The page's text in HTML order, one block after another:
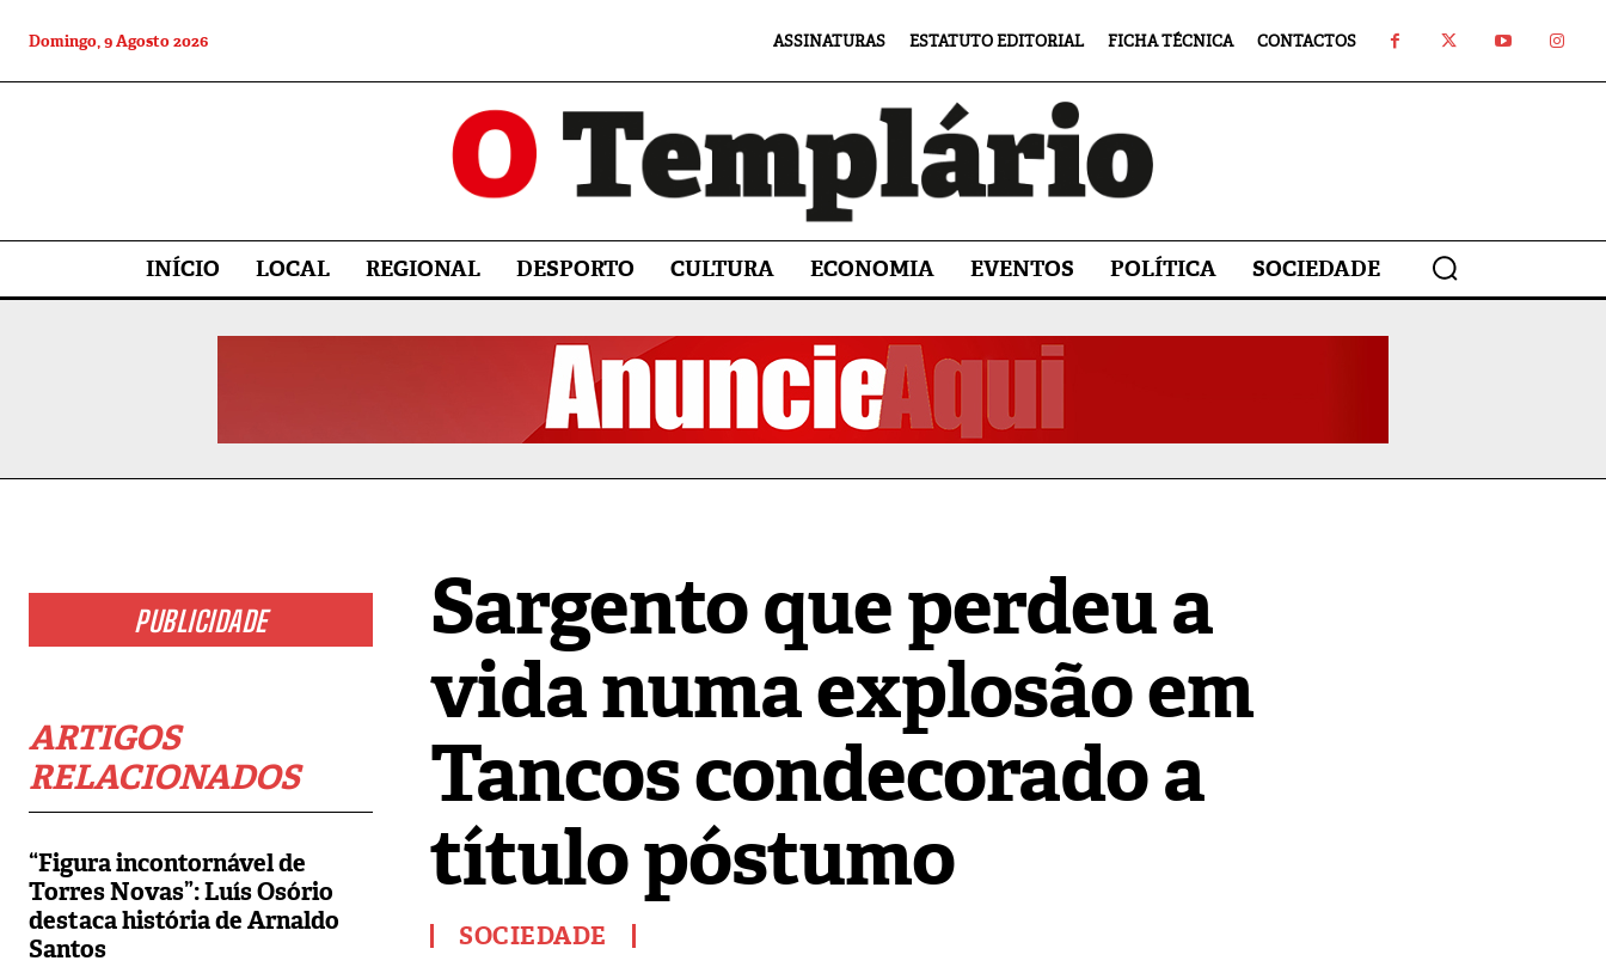
Domingo, 9 Agosto 2026 ASSINATURAS ESTATUTO EDITORIAL FICHA TÉCNICA CONTACTOS
INÍCIO LOCAL REGIONAL DESPORTO CULTURA ECONOMIA EVENTOS POLÍTICA SOCIEDADE
PUBLICIDADE
ARTIGOS
RELACIONADOS
“Figura incontornável de
Torres Novas”: Luís Osório
destaca história de Arnaldo
Santos
Sargento que perdeu a
vida numa explosão em
Tancos condecorado a
título póstumo
SOCIEDADE